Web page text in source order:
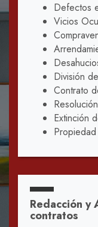
Defectos
Vicios
División
Contrato
Extinción
Redacción y
contratos